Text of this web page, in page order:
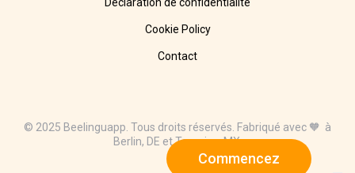
Commencez
Cookie Policy
Contact
© 2025 Beelinguapp. Tous droits réservés. Fabriqué avec 🧡 à
Berlin, DE et Tampico, MX.